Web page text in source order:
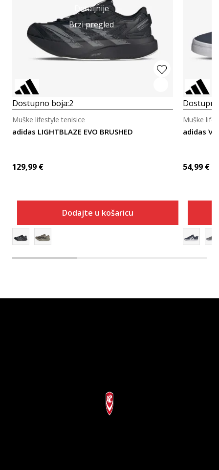
Detaljnije
Brzi pregled
Dostupno boja:2
adidas LIGHTBLAZE EVO BRUSHED
Muške lifestyle tenisice
129,99 €
Dodajte u košaricu
adidas VS
Muške
54,99 €